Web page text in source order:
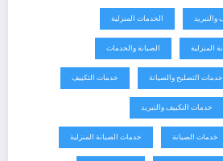
والتبريد الخدمات المنزلية
المنزلية الصيانة والخدمات
خدمات التصليح والصيانة خدمات التكييف
خدمات التكييف والتبريد
خدمات الصيانة خدمات الصيانة المنزلية